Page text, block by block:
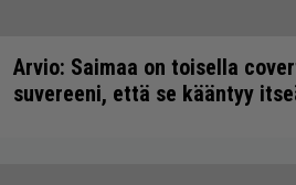
Arvio: Saimaa on toisella
suvereeni, että se kääntyy